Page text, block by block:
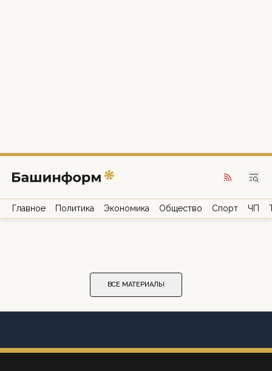
Главное Политика Экономика Общество Спорт ЧП
ВСЕ МАТЕРИАЛЫ